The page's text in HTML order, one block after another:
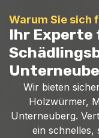
Warum Sie sich
Ihr
Wir bieten
Holzwürmer,
Unterneuberg.
ein schnelles,